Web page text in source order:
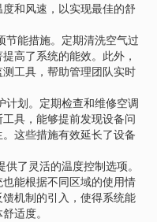
和风速，以实现最佳的舒
节能措施。定期清洗空气过
高了系统的能效。此外，
工具，帮助管理团队实时
计划。定期检查和维修空调
具，能够提前发现设备问
这些措施有效延长了设备
了灵活的温度控制选项。
能根据不同区域的使用情
机制的引入，使得系统能
适度。